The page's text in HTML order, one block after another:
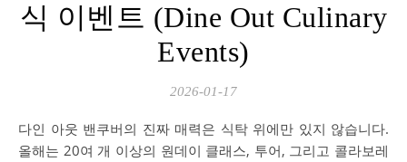
식 이벤트 (Dine Out Culinary
Events)
2026-01-17
다인 아웃 밴쿠버의 진짜 매력은 식탁 위에만 있지 않습니다.
올해는 20여 개 이상의 원데이 클래스, 투어, 그리고 콜라보레